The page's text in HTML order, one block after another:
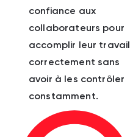
confiance aux
collaborateurs pour
accomplir leur travail
correctement sans
avoir à les contrôler
constamment.